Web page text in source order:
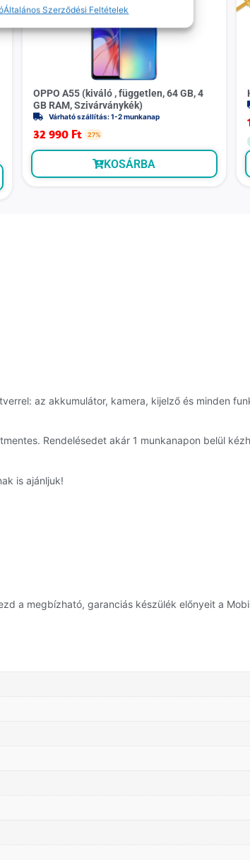
Általános Szerződési Feltételek
OPPO A55 (kiváló , független, 64 GB, 4
GB RAM, Szivárványkék)
Várható szállítás: 1-2 munkanap
32 990 Ft 27%
KOSÁRBA
az akkumulátor, kamera, kijelző és minden
Rendelésedet akár 1 munkanapon belül
is ajánljuk!
a megbízható, garanciás készülék előnyeit a